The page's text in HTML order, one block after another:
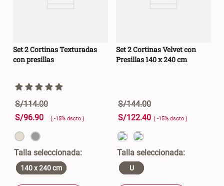
Set 2 Cortinas Texturadas
con presillas
S/114.00
S/96.90 ( -15% dscto )
140 x 240 cm
Set 2 Cortinas Velvet con
Presillas 140 x 240 cm
S/144.00
S/122.40 ( -15% dscto )
U